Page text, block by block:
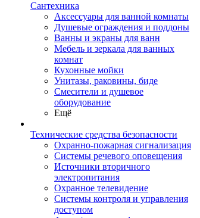
Сантехника
Аксессуары для ванной комнаты
Душевые ограждения и поддоны
Ванны и экраны для ванн
Мебель и зеркала для ванных
комнат
Кухонные мойки
Унитазы, раковины, биде
Смесители и душевое
оборудование
Ещё
Технические средства безопасности
Охранно-пожарная сигнализация
Системы речевого оповещения
Источники вторичного
электропитания
Охранное телевидение
Системы контроля и управления
доступом